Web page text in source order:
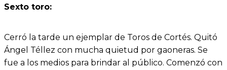
Sexto toro:
Cerró la tarde un ejemplar de Toros de Cortés. Quitó
Ángel Téllez con mucha quietud por gaoneras. Se
fue a los medios para brindar al público. Comenzó con